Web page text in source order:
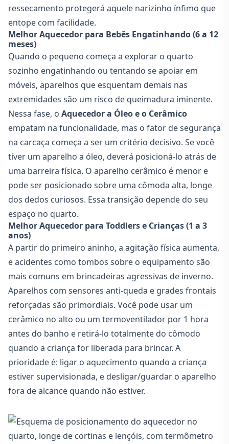
ressecamento protegerá aquele narizinho ínfimo que
entope com facilidade.
Melhor Aquecedor para Bebês Engatinhando (6 a 12
meses)
Quando o pequeno começa a explorar o quarto
sozinho engatinhando ou tentando se apoiar em
móveis, aparelhos que esquentam demais nas
extremidades são um risco de queimadura iminente.
Nessa fase, o Aquecedor a Óleo e o Cerâmico
empatam na funcionalidade, mas o fator de segurança
na carcaça começa a ser um critério decisivo. Se você
tiver um aparelho a óleo, deverá posicioná-lo atrás de
uma barreira física. O aparelho cerâmico é menor e
pode ser posicionado sobre uma cômoda alta, longe
dos dedos curiosos. Essa transição depende do seu
espaço no quarto.
Melhor Aquecedor para Toddlers e Crianças (1 a 3
anos)
A partir do primeiro aninho, a agitação física aumenta,
e acidentes como tombos sobre o equipamento são
mais comuns em brincadeiras agressivas de inverno.
Aparelhos com sensores anti-queda e grades frontais
reforçadas são primordiais. Você pode usar um
cerâmico no alto ou um termoventilador por 1 hora
antes do banho e retirá-lo totalmente do cômodo
quando a criança for liberada para brincar. A
prioridade é: ligar o aquecimento quando a criança
estiver supervisionada, e desligar/guardar o aparelho
fora de alcance quando não estiver.